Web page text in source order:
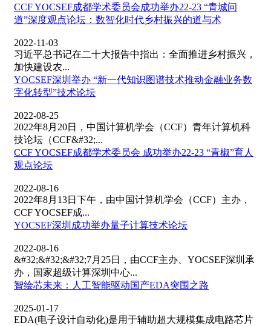
CCF YOCSEF成都学术委员会成功举办22-23 “青城问
道”深度观点论坛：数智化时代乡村振兴的道与术
2022-11-03
习近平总书记在二十大报告中指出：全面推进乡村振兴，
加快建设农...
YOCSEF深圳举办 “新一代知识图谱技术推动金融业务数
字化转型”技术论坛
2022-08-25
2022年8月20日，中国计算机学会（CCF）青年计算机科
技论坛（CCF&#32;...
CCF YOCSEF成都学术委员会 成功举办22-23 “青椒”育人
观点论坛
2022-08-16
2022年8月13日下午，由中国计算机学会（CCF）主办，
CCF YOCSEF成...
YOCSEF深圳成功举办量子计算技术论坛
2022-08-16
&#32;&#32;&#32;7月25日，由CCF主办、YOCSEF深圳承
办，国家超级计算深圳中心...
智绘芯未来：人工智能驱动国产EDA突围之路
2025-01-17
EDA(电子设计自动化)是用于辅助超大规模集成电路芯片